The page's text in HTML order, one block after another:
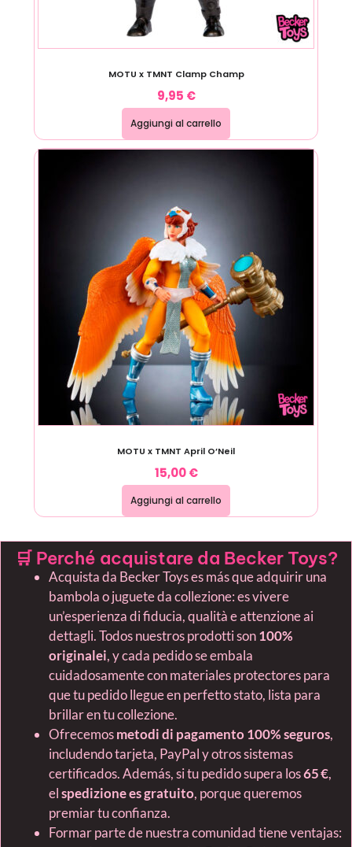
MOTU x TMNT Clamp Champ
9,95 €
Aggiungi al carrello
MOTU x TMNT April O’Neil
15,00€
Aggiungi al carrello
🛒 Perché acquistare da Becker Toys?
Acquista da Becker Toys es más que adquirir una
bambola o juguete da collezione: es vivere
un’esperienza di fiducia, qualità e attenzione ai
dettagli. Todos nuestros prodotti son100%
originalei, y cada pedido se embala
cuidadosamente con materiales protectores para
que tu pedido llegue en perfetto stato, lista para
brillar en tu collezione.
Ofrecemosmetodi di pagamento 100% seguros,
includendo tarjeta, PayPal y otros sistemas
certificados. Además, si tu pedido supera los65 €,
elspedizione es gratuito, porque queremos
premiar tu confianza.
Formar parte de nuestra comunidad tiene ventajas: